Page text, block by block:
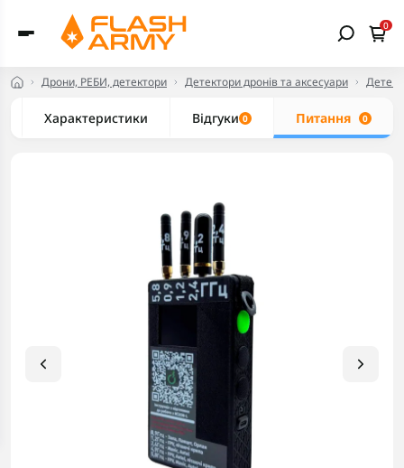
0
Дрони, РЕБИ, детектори Детектори дронів та аксесуари
Характеристики Відгуки 0 Питання 0